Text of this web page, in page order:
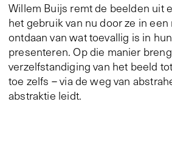
Willem Buijs remt de beelden uit
het gebruik van nu door ze in
ontdaan van wat toevallig is in
presenteren. Op die manier
verzelfstandiging van het beeld
toe zelfs – via de weg van
abstraktie leidt.